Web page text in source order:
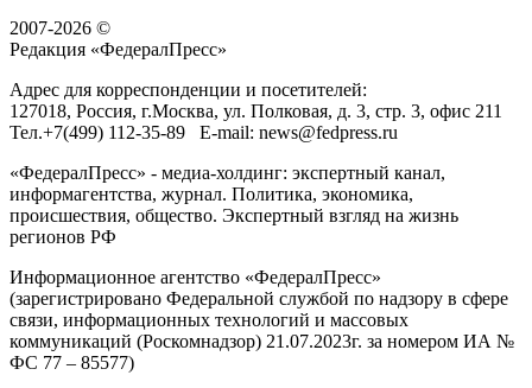
2007-2026 ©
Редакция «ФедералПресс»
Адрес для корреспонденции и посетителей:
127018, Россия, г.Москва, ул. Полковая, д. 3, стр. 3, офис 211
Тел.+7(499) 112-35-89 E-mail: news@fedpress.ru
«ФедералПресс» - медиа-холдинг: экспертный канал,
информагентства, журнал. Политика, экономика,
происшествия, общество. Экспертный взгляд на жизнь
регионов РФ
Информационное агентство «ФедералПресс»
(зарегистрировано Федеральной службой по надзору в сфере
связи, информационных технологий и массовых
коммуникаций (Роскомнадзор) 21.07.2023г. за номером ИА №
ФС 77 – 85577)